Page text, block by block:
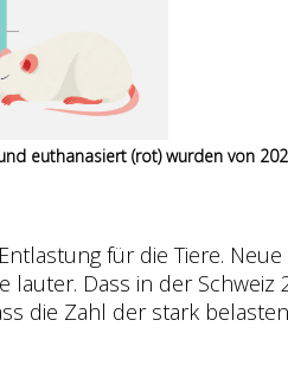
euthanasiert (rot) wurden von
für die Tiere.
Dass in der Schweiz
die Zahl der stark